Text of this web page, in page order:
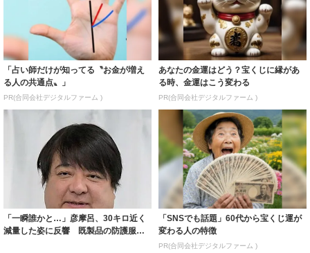
「占い師だけが知ってる〝お金が増え
る人の共通点〟」
PR(合同会社デジタルファーム )
あなたの金運はどう？宝くじに縁があ
る時、金運はこう変わる
PR(合同会社デジタルファーム )
「一瞬誰かと…」彦摩呂、30キロ近く
減量した姿に反響 既製品の防護服が
「SNSでも話題」60代から宝くじ運が
変わる人の特徴
PR(合同会社デジタルファーム )